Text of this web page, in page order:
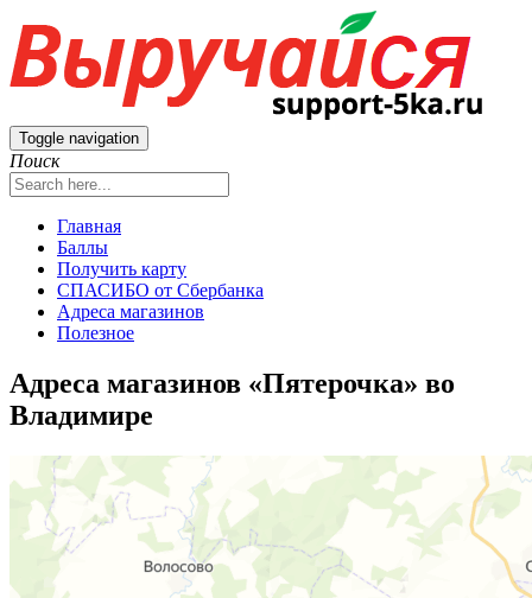
Toggle navigation
Поиск
Главная
Баллы
Получить карту
СПАСИБО от Сбербанка
Адреса магазинов
Полезное
Адреса магазинов «Пятерочка» во
Владимире